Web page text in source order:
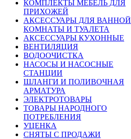
КОМПЛЕКТЫ МЕБЕЛЬ ДЛЯ
ПРИХОЖЕЙ
АКСЕССУАРЫ ДЛЯ ВАННОЙ
КОМНАТЫ И ТУАЛЕТА
АКСЕССУАРЫ КУХОННЫЕ
ВЕНТИЛЯЦИЯ
ВОДООЧИСТКА
НАСОСЫ И НАСОСНЫЕ
СТАНЦИИ
ШЛАНГИ И ПОЛИВОЧНАЯ
АРМАТУРА
ЭЛЕКТРОТОВАРЫ
ТОВАРЫ НАРОДНОГО
ПОТРЕБЛЕНИЯ
УЦЕНКА
СНЯТЫ С ПРОДАЖИ